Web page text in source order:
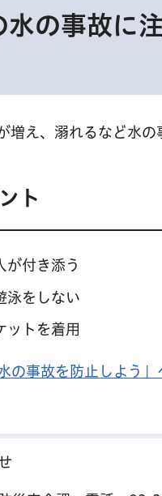
水の事故に
増え、溺れるなど水の
ト
が付き添う
泳をしない
ットを着用
の事故を防止しよう」